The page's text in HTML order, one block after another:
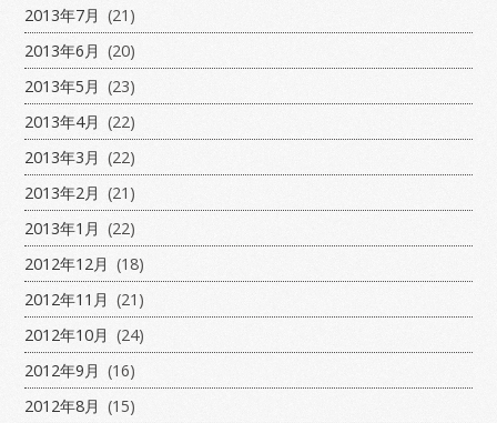
2013年7月 (21)
2013年6月 (20)
2013年5月 (23)
2013年4月 (22)
2013年3月 (22)
2013年2月 (21)
2013年1月 (22)
2012年12月 (18)
2012年11月 (21)
2012年10月 (24)
2012年9月 (16)
2012年8月 (15)